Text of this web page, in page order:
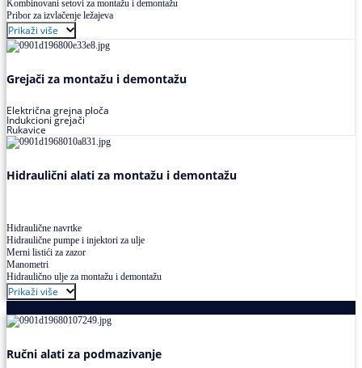
Kombinovani setovi za montažu i demontažu
Pribor za izvlačenje ležajeva
Prikaži više
Grejači za montažu i demontažu
Električna grejna ploča
Indukcioni grejači
Rukavice
Hidraulični alati za montažu i demontažu
Hidraulične navrtke
Hidraulične pumpe i injektori za ulje
Merni listići za zazor
Manometri
Hidraulično ulje za montažu i demontažu
Prikaži više
Ručni alati za podmazivanje